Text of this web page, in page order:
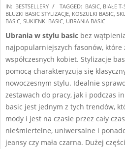
2025-
02-
IN: BESTSELLERY TAGGED: BASIC, BIAŁE T-
BLUZKI BASIC STYLIZACJE, KOSZULKI BASIC,
BASIC, SUKIENKI BASIC, UBRANIA BASIC
Ubrania w stylu basic bez
najpopularniejszych fasonów, które
współczesnych kobiet. Stylizacje
pomocą charakteryzują się
nowoczesnym stylu. Idealnie
zestawach do pracy, jak i podczas
basic jest jednym z tych trendów,
mody i jest na czasie przez cały
nieśmiertelne, uniwersalne i
jeansy czy mała czarna. Dużej